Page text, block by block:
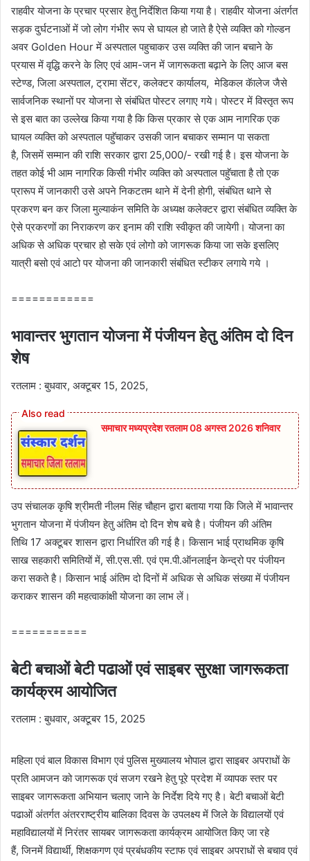
राहवीर योजना के प्रचार प्रसार हेतु निर्देशित किया गया है। राहवीर योजना अंतर्गत
सड़क दुर्घटनाओं में जो लोग गंभीर रूप से घायल हो जाते है ऐसे व्यक्ति को गोल्डन
अवर Golden Hour में अस्पताल पहुचाकर उस व्यक्ति की जान बचाने के
प्रयास में वृद्धि करने के लिए एवं आम-जन में जागरूकता बढ़ाने के लिए आज बस
स्टेण्ड, जिला अस्पताल, ट्रामा सेंटर, कलेक्टर कार्यालय, मेडिकल कॅालेज जैसे
सार्वजनिक स्थानों पर योजना से संबंधित पोस्टर लगाए गये। पोस्टर में विस्तृत रूप
से इस बात का उल्लेख किया गया है कि किस प्रकार से एक आम नागरिक एक
घायल व्यक्ति को अस्पताल पहुॅचाकर उसकी जान बचाकर सम्मान पा सकता
है, जिसमें सम्मान की राशि सरकार द्वारा 25,000/- रखी गई है। इस योजना के
तहत कोई भी आम नागरिक किसी गंभीर व्यक्ति को अस्पताल पहुॅचाता है तो एक
प्रारूप में जानकारी उसे अपने निकटतम थाने में देनी होगी, संबंधित थाने से
प्रकरण बन कर जिला मुल्याकंन समिति के अध्यक्ष कलेक्टर द्वारा संबंधित व्यक्ति के
ऐसे प्रकरणों का निराकरण कर इनाम की राशि स्वीकृत की जायेगी। योजना का
अधिक से अधिक प्रचार हो सके एवं लोगो को जागरूक किया जा सके इसलिए
यात्री बसो एवं आटो पर योजना की जानकारी संबंधित स्टीकर लगाये गये ।
============
भावान्तर भुगतान योजना में पंजीयन हेतु अंतिम दो दिन
शेष
रतलाम : बुधवार, अक्टूबर 15, 2025,
समाचार मध्यप्रदेश रतलाम 08 अगस्त 2026 शनिवार
उप संचालक कृषि श्रीमती नीलम सिंह चौहान द्वारा बताया गया कि जिले में भावान्तर
भुगतान योजना में पंजीयन हेतु अंतिम दो दिन शेष बचे है। पंजीयन की अंतिम
तिथि 17 अक्टूबर शासन द्वारा निर्धारित की गई है। किसान भाई प्राथमिक कृषि
साख सहकारी समितियों में, सी.एस.सी. एवं एम.पी.ऑनलाईन केन्द्रो पर पंजीयन
करा सकते है। किसान भाई अंतिम दो दिनों में अधिक से अधिक संख्या में पंजीयन
कराकर शासन की महत्वाकांक्षी योजना का लाभ लें।
===========
बेटी बचाओं बेटी पढाओं एवं साइबर सुरक्षा जागरूकता
कार्यक्रम आयोजित
रतलाम : बुधवार, अक्टूबर 15, 2025
महिला एवं बाल विकास विभाग एवं पुलिस मुख्यालय भोपाल द्वारा साइबर अपराधों के
प्रति आमजन को जागरूक एवं सजग रखने हेतु पूरे प्रदेश में व्यापक स्तर पर
साइबर जागरूकता अभियान चलाए जाने के निर्देश दिये गए है। बेटी बचाओं बेटी
पढाओं अंतर्गत अंतरराष्ट्रीय बालिका दिवस के उपलक्ष्य में जिले के विद्यालयों एवं
महाविद्यालयों में निरंतर सायबर जागरूकता कार्यक्रम आयोजित किए जा रहे
हैं, जिनमें विद्यार्थी, शिक्षकगण एवं प्रबंधकीय स्टाफ एवं साइबर अपराधों से बचाव एवं